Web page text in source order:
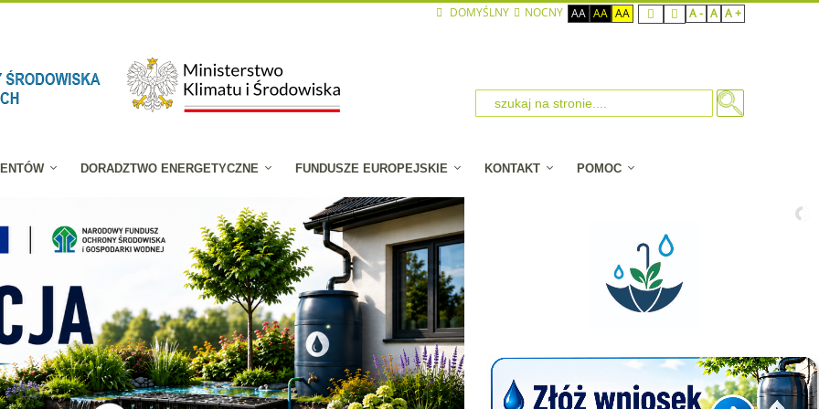
DOMYŚLNY NOCNY AA AA AA A - A A +
DORADZTWO ENERGETYCZNE FUNDUSZE EUROPEJSKIE KONTAKT POMOC